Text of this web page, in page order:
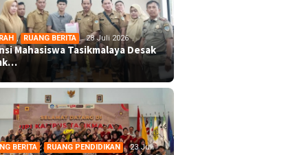
, RUANG BERITA 28 Juli 2026
Mahasiswa Tasikmalaya Desak
BERITA , RUANG PENDIDIKAN
23 Juli